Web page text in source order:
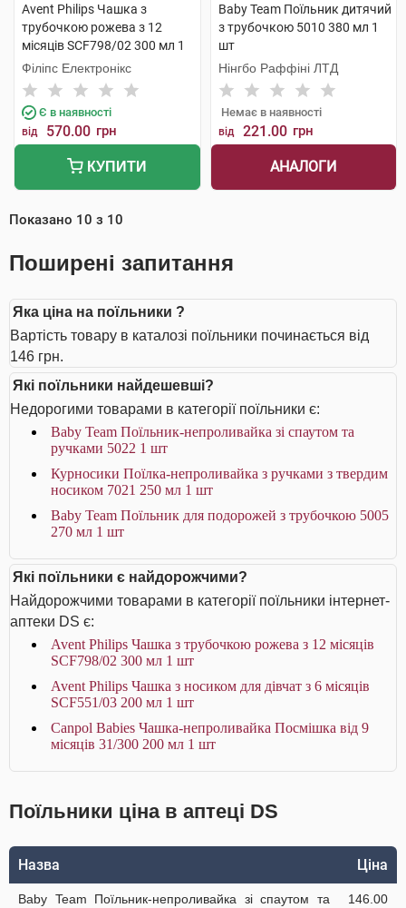
Avent Philips Чашка з
трубочкою рожева з 12
місяців SCF798/02 300 мл 1
шт
Філіпс Електронікс
Є в наявності
від 570.00 грн
КУПИТИ
Baby Team Поїльник дитячий
з трубочкою 5010 380 мл 1
шт
Нінгбо Раффіні ЛТД
Немає в наявності
від 221.00 грн
АНАЛОГИ
Показано 10 з 10
Поширені запитання
Яка ціна на поїльники ?
Вартість товару в каталозі поїльники починається від
146 грн.
Які поїльники найдешевші?
Недорогими товарами в категорії поїльники є:
Baby Team Поїльник-непроливайка зі спаутом та
ручками 5022 1 шт
Курносики Поїлка-непроливайка з ручками з твердим
носиком 7021 250 мл 1 шт
Baby Team Поїльник для подорожей з трубочкою 5005
270 мл 1 шт
Які поїльники є найдорожчими?
Найдорожчими товарами в категорії поїльники інтернет-
аптеки DS є:
Avent Philips Чашка з трубочкою рожева з 12 місяців
SCF798/02 300 мл 1 шт
Avent Philips Чашка з носиком для дівчат з 6 місяців
SCF551/03 200 мл 1 шт
Canpol Babies Чашка-непроливайка Посмішка від 9
місяців 31/300 200 мл 1 шт
Поїльники ціна в аптеці DS
Назва Ціна
Baby Team Поїльник-непроливайка зі спаутом та
146.00